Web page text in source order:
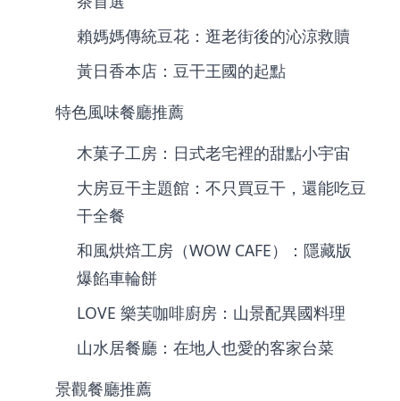
賴媽媽傳統豆花：逛老街後的沁涼救贖
黃日香本店：豆干王國的起點
特色風味餐廳推薦
木菓子工房：日式老宅裡的甜點小宇宙
大房豆干主題館：不只買豆干，還能吃豆
干全餐
和風烘焙工房（WOW CAFE）：隱藏版
爆餡車輪餅
LOVE 樂芙咖啡廚房：山景配異國料理
山水居餐廳：在地人也愛的客家台菜
景觀餐廳推薦